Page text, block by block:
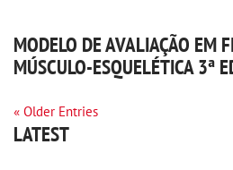
MODELO DE AVALIAÇÃO EM
MÚSCULO-ESQUELÉTICA 3ª
« Older Entries
LATEST